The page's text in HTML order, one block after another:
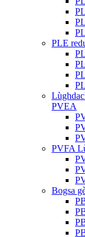
PLE
PVEA
PVFA
Bogsa